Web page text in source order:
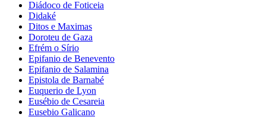
Diádoco de Foticeia
Didaké
Ditos e Maximas
Doroteu de Gaza
Efrém o Sírio
Epifanio de Benevento
Epifanio de Salamina
Epistola de Barnabé
Euquerio de Lyon
Eusébio de Cesareia
Eusebio Galicano